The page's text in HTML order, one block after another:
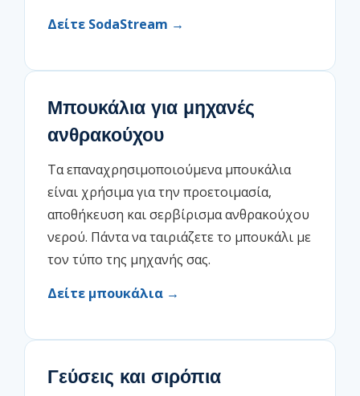
Δείτε SodaStream →
Μπουκάλια για μηχανές
ανθρακούχου
Τα επαναχρησιμοποιούμενα μπουκάλια
είναι χρήσιμα για την προετοιμασία,
αποθήκευση και σερβίρισμα ανθρακούχου
νερού. Πάντα να ταιριάζετε το μπουκάλι με
τον τύπο της μηχανής σας.
Δείτε μπουκάλια →
Γεύσεις και σιρόπια